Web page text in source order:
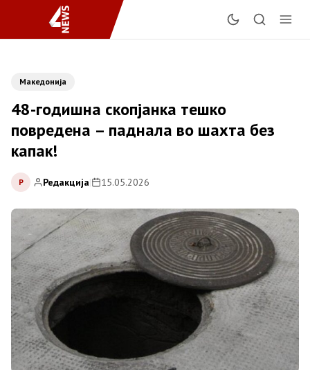
Македонија
48-годишна скопјанка тешко
повредена – паднала во шахта без
капак!
Р Редакција| 15.05.2026